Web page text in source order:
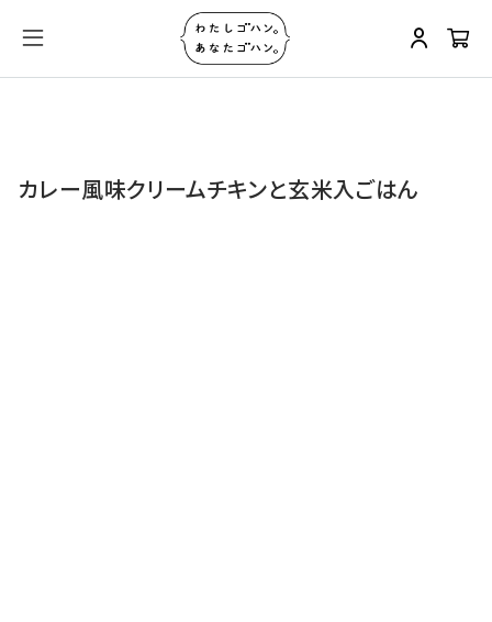
カレー風味クリームチキンと玄米入ごはん